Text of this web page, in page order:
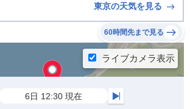
東京の天気を見る
60時間先まで見る